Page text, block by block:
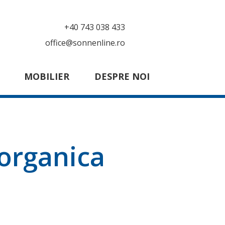
+40 743 038 433
office@sonnenline.ro
MOBILIER DESPRE NOI